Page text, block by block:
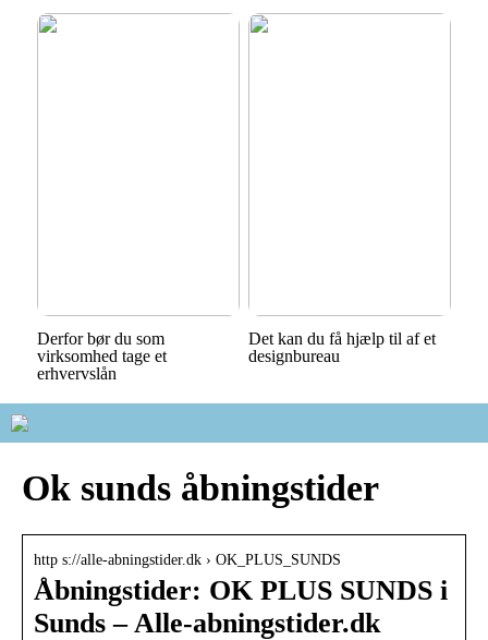
Derfor bør du som
virksomhed tage et
erhvervslån
Det kan du få hjælp til af et
designbureau
Ok sunds åbningstider
http s://alle-abningstider.dk › OK_PLUS_SUNDS
Åbningstider: OK PLUS SUNDS i
Sunds – Alle-abningstider.dk